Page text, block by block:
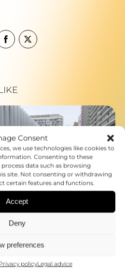
Consent
we use technologies like cookies to
Consenting to these
data such as browsing
site. Not consenting or withdrawing
certain features and functions.
Accept
Deny
preferences
policyLegal advice